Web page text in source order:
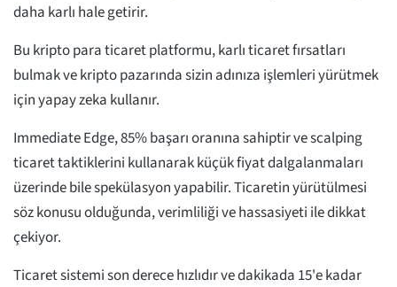
daha karlı hale getirir.
Bu kripto para ticaret platformu, karlı ticaret fırsatları
bulmak ve kripto pazarında sizin adınıza işlemleri yürütmek
için yapay zeka kullanır.
Immediate Edge, 85% başarı oranına sahiptir ve scalping
ticaret taktiklerini kullanarak küçük fiyat dalgalanmaları
üzerinde bile spekülasyon yapabilir. Ticaretin yürütülmesi
söz konusu olduğunda, verimliliği ve hassasiyeti ile dikkat
çekiyor.
Ticaret sistemi son derece hızlıdır ve dakikada 15'e kadar